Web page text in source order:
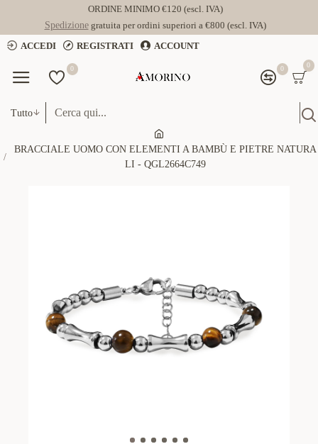
ORDINE MINIMO €120 (escl. IVA)
Spedizionegratuita per ordini superiori a €800 (escl. IVA)
ACCEDI
REGISTRATI ACCOUNT
0 0 0
Tutto
BRACCIALE UOMO CON ELEMENTI A BAMBÙ E PIETRE NATURA
LI - QGL2664C749